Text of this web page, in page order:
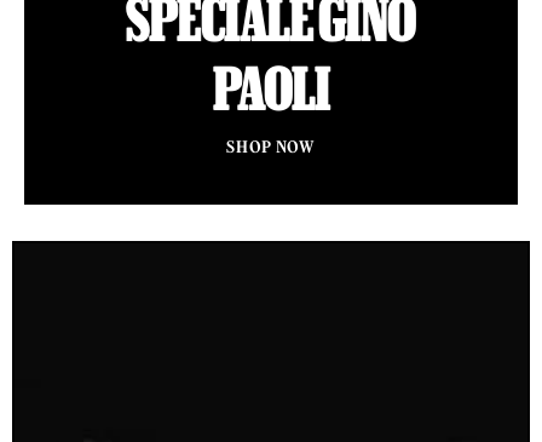
SPECIALE GINO
PAOLI
SHOP NOW